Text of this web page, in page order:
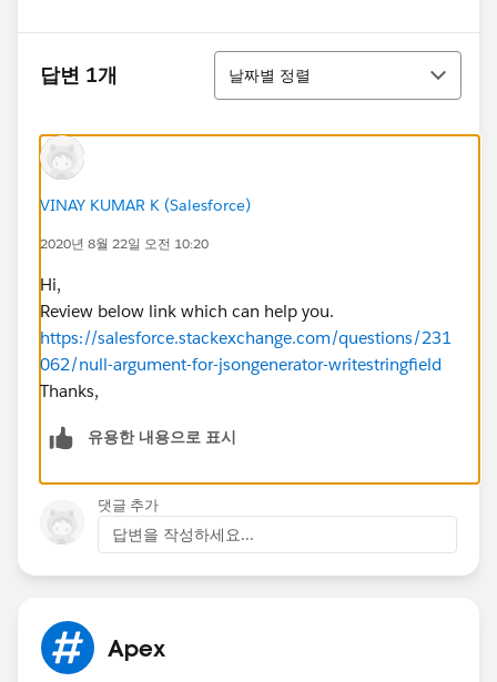
}
now I'm trying to build a test class for it.
However, i get the following error when running the
test class, I get this error: null argument for
This error occurs on the line
gen.writeStringField('fileNumber', fileNumber); I put a
debug on the variable 'fileNumber' and a null check,
shows that ==null is false.
Here's the code in the test class:
rate__c TestRate = [SELECT id, Stage__c,
boolean result =
Even if the value DocId__c is null, it should have been
replace by the '' empty string. Any idea what could be
window and it returns fine.
UpdateCIA_CRR.UpdateCIACRR(rateid,
답변 1개
정렬
날짜별 정렬
VINAY KUMAR K (Salesforce)
2020년 8월 22일 오전 10:20
Hi,
Review below link which can help you.
https://salesforce.stackexchange.com/questions/231
062/null-argument-for-jsongenerator-writestringfield
Thanks,
유용한 내용으로 표시
댓글 추가
답변을 작성하세요...
Apex